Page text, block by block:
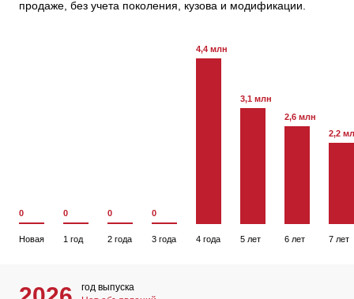
продаже, без учета поколения, кузова и модификации.
0
Новая
0
1 год
0
2 года
0
3 года
4,4 млн
4 года
3,1 млн
5 лет
2,6 млн
6 лет
2,2
7 лет
год выпуска